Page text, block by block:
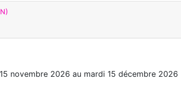
novembre 2026 au mardi 15 décembre 2026